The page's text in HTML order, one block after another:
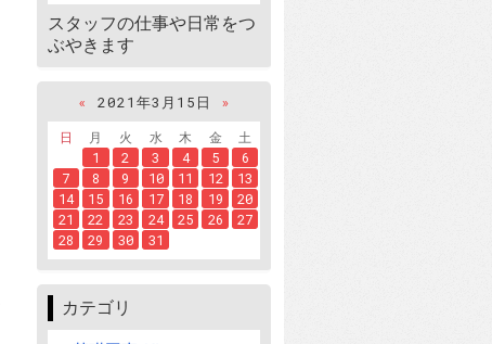
スタッフの仕事や日常をつ
ぶやきます
« 2021年3月15日
»
日
月 火 水 木 金
土
1
2 3 4 5
6
7
8 9 10 11 12
13
14
15 16 17 18 19
20
21
22 23 24 25 26
27
28
29 30 31
カテゴリ